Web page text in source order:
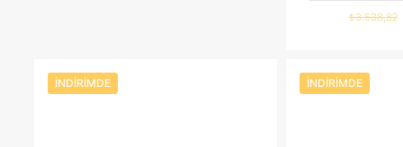
₺3.538,82
İNDIRIMDE İNDIRIMDE